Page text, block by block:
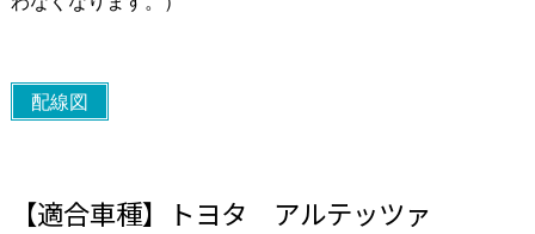
配線図
【適合車種】トヨタ アルテッツァ